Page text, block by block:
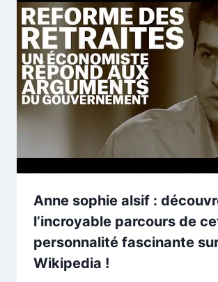
Anne sophie alsif :
l’incroyable parcours de
personnalité fascinante
Wikipedia !